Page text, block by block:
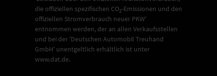
die offiziellen spezifischen CO2-Emissionen und den
offiziellen Stromverbrauch neuer PKW'
entnommen werden, der an allen Verkaufsstellen
und bei der 'Deutschen Automobil Treuhand
GmbH' unentgeltlich erhältlich ist unter
www.dat.de.